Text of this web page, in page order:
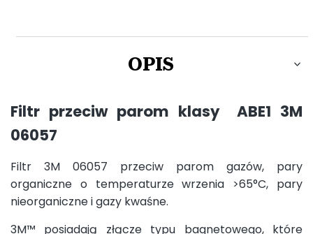
OPIS
Filtr przeciw parom klasy ABE1 3M
06057
Filtr 3M 06057 przeciw parom gazów, pary
organiczne o temperaturze wrzenia >65°C, pary
nieorganiczne i gazy kwaśne.
3M™ posiadają złącze typu bagnetowego, które